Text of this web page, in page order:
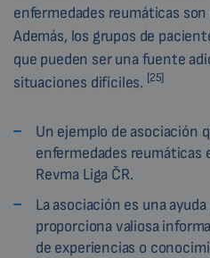
enfermedades reumáticas
Además, los grupos de
que pueden ser una fuente
situaciones difíciles. [25]
Un ejemplo de asociación
enfermedades reumáticas
Revma Liga ČR.
La asociación es una
proporciona valiosa
de experiencias o